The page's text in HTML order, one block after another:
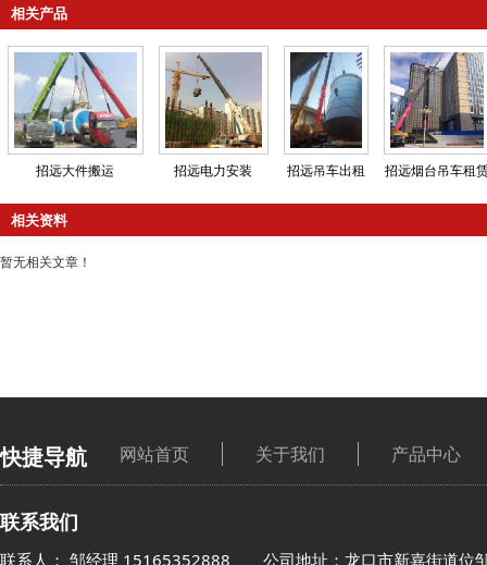
相关产品
招远大件搬运 招远电力安装 招远吊车出租 招远烟台吊车租
相关资料
暂无相关文章！
快捷导航 网站首页 关于我们 产品中心
联系我们
联系人： 邹经理 15165352888 公司地址：龙口市新嘉街道位